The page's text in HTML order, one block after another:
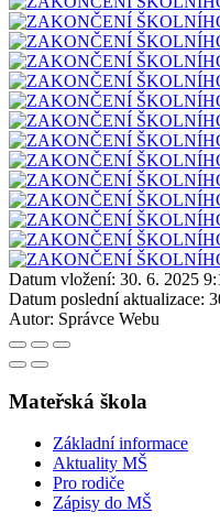
Datum vložení: 30. 6. 2025
Datum poslední aktualizace:
Autor: Správce Webu
Mateřská škola
Základní informace
Aktuality MŠ
Pro rodiče
Zápisy do MŠ